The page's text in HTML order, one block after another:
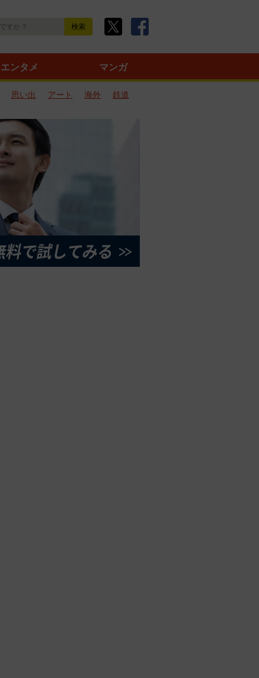
エンタメ マンガ
思い出 アート 海外
鉄道